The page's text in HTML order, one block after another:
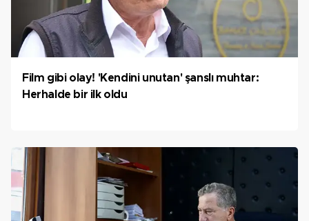
Film gibi olay! 'Kendini unutan' şanslı muhtar:
Herhalde bir ilk oldu